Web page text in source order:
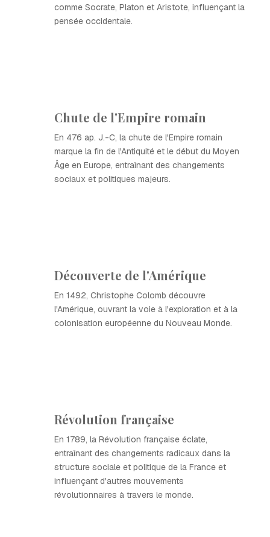
comme Socrate, Platon et Aristote, influençant la
pensée occidentale.
Chute de l'Empire romain
En 476 ap. J.-C, la chute de l'Empire romain
marque la fin de l'Antiquité et le début du Moyen
Âge en Europe, entraînant des changements
sociaux et politiques majeurs.
Découverte de l'Amérique
En 1492, Christophe Colomb découvre
l'Amérique, ouvrant la voie à l'exploration et à la
colonisation européenne du Nouveau Monde.
Révolution française
En 1789, la Révolution française éclate,
entraînant des changements radicaux dans la
structure sociale et politique de la France et
influençant d'autres mouvements
révolutionnaires à travers le monde.